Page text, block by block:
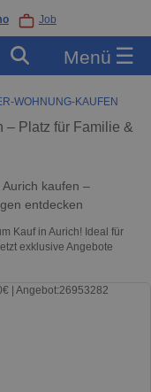
Job
Menü ☰
WOHNUNG-KAUFEN
– Platz für Familie &
kaufen –
entdecken
Kauf in Aurich! Ideal für
exklusive Angebote